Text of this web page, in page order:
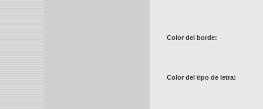
Color del borde:
Color del tipo de letra: